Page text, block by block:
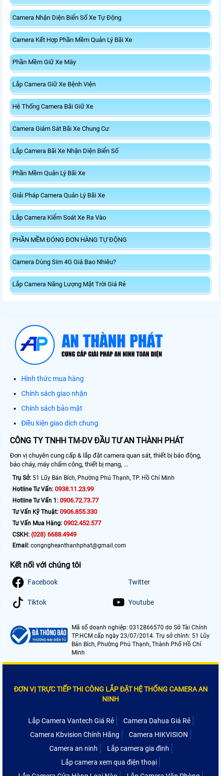
Camera Nhận Diện Biển Số Xe Tự Động
Camera Kết Hợp Phần Mềm Quản Lý Bãi Xe
Phần Mềm Giữ Xe Máy
Lắp Camera Giữ Xe Bệnh Viện
Hệ Thống Camera Bãi Giữ Xe
Camera Giám Sát Bãi Xe Chung Cư
Lắp Camera Bãi Xe Nhận Diện Biển Số
Phần Mềm Quản Lý Bãi Xe
Giải Pháp Camera Quản Lý Bãi Xe
Lắp Camera Kiểm Soát Xe Ra Vào
PHẦN MỀM ĐÓNG ĐƠN HÀNG TỰ ĐỘNG
Camera Dùng Sim 4G Giá Bao Nhiêu?
Lắp Camera Năng Lượng Mặt Trời Giá Rẻ
Hình thức mua hàng
Chính sách giao nhận
Chính sách bảo mật
Điều kiện giao dịch chung
CÔNG TY TNHH TM-DV ĐẦU TƯ AN THÀNH PHÁT
Đơn vị chuyên cung cấp & lắp đặt camera quan sát, thiết bị báo động,
báo cháy, máy chấm công, thiết bị mạng, ...
Trụ Sở: 51 Lũy Bán Bích, Phường Phú Thạnh, TP. Hồ Chí Minh
Hotline Tư Vấn: 0938.11.23.99
Hotline Tư Vấn 1: 0906.72.73.77
Tư Vấn Kỹ Thuật: 0906.855.330
Tư Vấn Mua Hàng: 0902.452.577
CSKH: (028) 6688.4949
Email: congngheanthanhphat@gmail.com
Kết nối với chúng tôi
Facebook Twitter
Tiktok Youtube
Mã số doanh nghiệp: 0312866570 do Sở Tài Chính
TP.HCM cấp ngày 23/07/2014. Trụ sở chính: 51 Lũy
Bán Bích, Phường Phú Thạnh, Thành Phố Hồ Chí
Minh
ĐƠN VỊ TRỰC TIẾP THI CÔNG LẮP ĐẶT HỆ THỐNG CAMERA AN
NINH
Lắp Camera Vantech Giá Rẻ
Camera Dahua Giá Rẻ
Camera Kbvision Chính Hãng
Camera HIKVISION
Camera an ninh
Lắp camera gia đình
Lắp camera xem qua điện thoại